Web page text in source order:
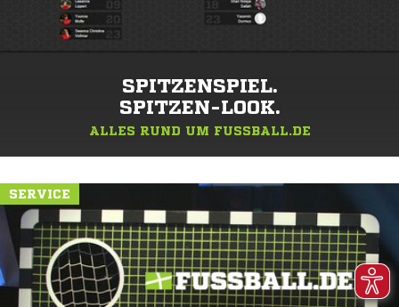
SPITZENSPIEL.
SPITZEN-LOOK.
ALLES RUND UM FUSSBALL.DE
SERVICE